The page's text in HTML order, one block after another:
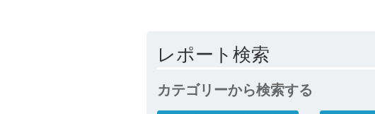
レポート検索
カテゴリーから検索する